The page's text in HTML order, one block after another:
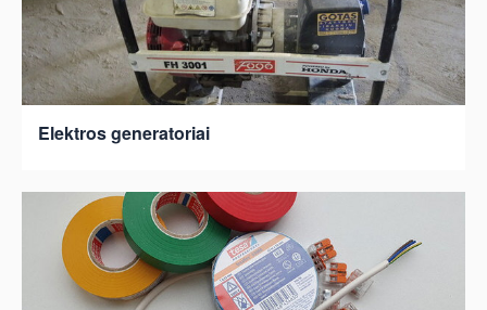
Elektros generatoriai